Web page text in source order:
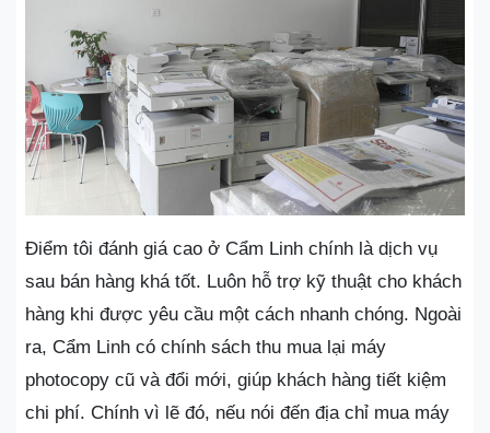
Điểm tôi đánh giá cao ở Cẩm Linh chính là dịch vụ
sau bán hàng khá tốt. Luôn hỗ trợ kỹ thuật cho khách
hàng khi được yêu cầu một cách nhanh chóng. Ngoài
ra, Cẩm Linh có chính sách thu mua lại máy
photocopy cũ và đổi mới, giúp khách hàng tiết kiệm
chi phí. Chính vì lẽ đó, nếu nói đến địa chỉ mua máy